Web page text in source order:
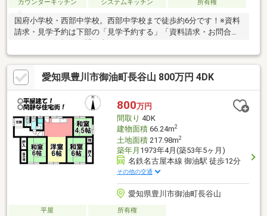
カウンターキッチン システムキッチン 所有権
国府小学校・西部中学校。西部中学校まで徒歩約6分です！※資料
請求・見学予約は下部の「見学予約する」「資料請求・お問合
愛知県豊川市御油町長谷山 800万円 4DK
800万円
間取り 4DK
建物面積66.24m2
土地面積217.98m2
築年月 1973年4月(築53年5ヶ月)
名鉄名古屋本線 御油駅 徒歩12分
その他の交通
愛知県豊川市御油町長谷山
平屋 所有権